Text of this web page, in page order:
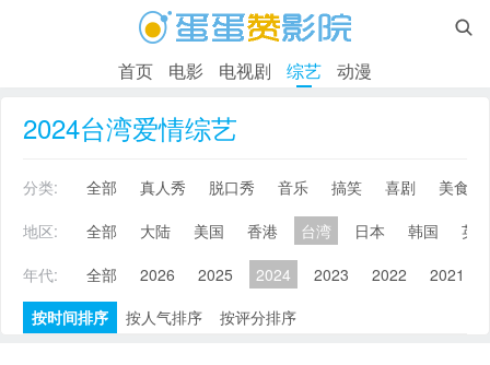

首页 电影 电视剧 综艺 动漫
2024台湾爱情综艺
分类: 全部 真人秀 脱口秀 音乐 搞笑 喜剧
美食
地区:
全部 大陆 美国 香港 台湾 日本 韩国
英
年代:
全部 2026 2025 2024 2023 2022 2021
按时间排序
按人气排序 按评分排序